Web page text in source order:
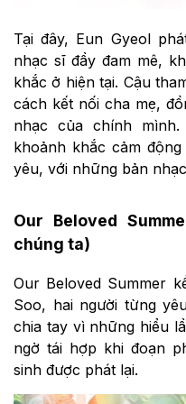
Tại đây, Eun Gyeol
nhạc sĩ đầy đam mê,
khắc ở hiện tại. Cậu
cách kết nối cha mẹ,
nhạc của chính
khoảnh khắc cảm
yêu, với những bản
Our Beloved
chúng ta)
Our Beloved Summer
Soo, hai người từng
chia tay vì những hiểu
ngờ tái hợp khi đoạn
sinh được phát lại.